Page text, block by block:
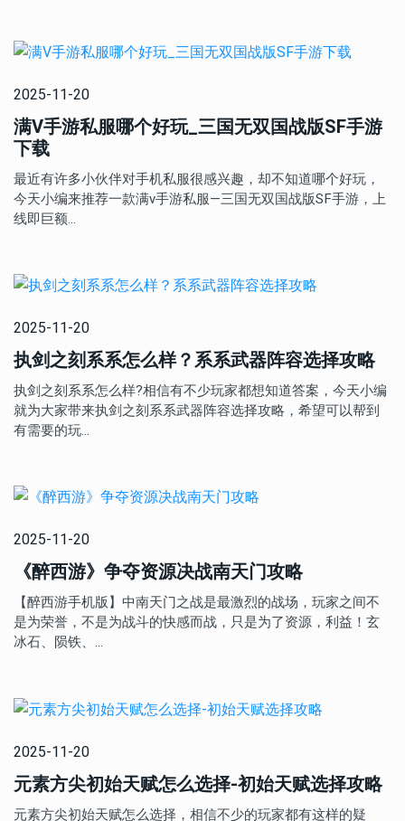
2025-11-20
满V手游私服哪个好玩_三国无双国战版SF手游
下载
最近有许多小伙伴对手机私服很感兴趣，却不知道哪个好玩，
今天小编来推荐一款满v手游私服—三国无双国战版SF手游，上
线即巨额…
2025-11-20
执剑之刻系系怎么样？系系武器阵容选择攻略
执剑之刻系系怎么样?相信有不少玩家都想知道答案，今天小编
就为大家带来执剑之刻系系武器阵容选择攻略，希望可以帮到
有需要的玩…
2025-11-20
《醉西游》争夺资源决战南天门攻略
【醉西游手机版】中南天门之战是最激烈的战场，玩家之间不
是为荣誉，不是为战斗的快感而战，只是为了资源，利益！玄
冰石、陨铁、…
2025-11-20
元素方尖初始天赋怎么选择-初始天赋选择攻略
元素方尖初始天赋怎么选择，相信不少的玩家都有这样的疑